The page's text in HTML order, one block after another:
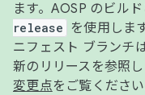
ます。AOSP のビルド
release
を使用します
ニフェスト ブランチ
新のリリースを参照
変更点をご覧ください